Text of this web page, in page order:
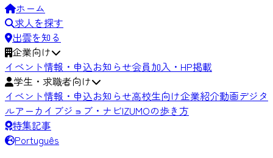
ホーム
求人を探す
出雲を知る
企業向け
イベント情報・申込お知らせ会員加入・HP掲載
学生・求職者向け
イベント情報・申込お知らせ高校生向け企業紹介動画デジタ
ルアーカイブジョブ・ナビIZUMOの歩き方
特集記事
Português